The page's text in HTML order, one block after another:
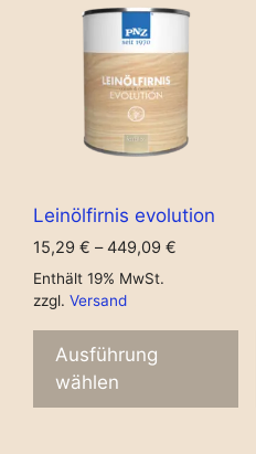
Leinölfirnis evolution
15,29 € –449,09 €
Enthält 19% MwSt.
zzgl. Versand
Ausführung
wählen